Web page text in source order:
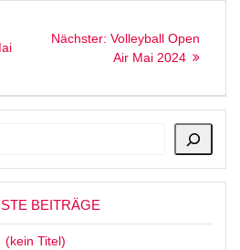
Nächster: Nächster
Beitrag:
Volleyball Open
Air Mai 2024
BEITRÄGE
(kein Titel)